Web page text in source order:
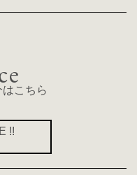
こちら
!!